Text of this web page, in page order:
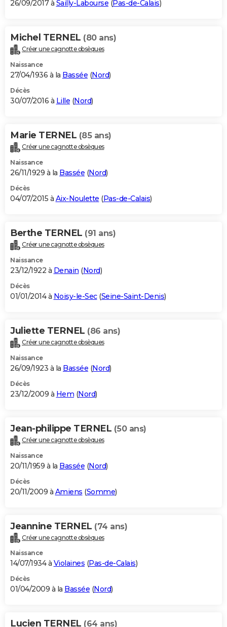
26/09/2017 à Sailly-Labourse (Pas-de-Calais)
Michel TERNEL (80 ans)
Créer une cagnotte obsèques
Naissance
27/04/1936 à la Bassée (Nord)
Décès
30/07/2016 à Lille (Nord)
Marie TERNEL (85 ans)
Créer une cagnotte obsèques
Naissance
26/11/1929 à la Bassée (Nord)
Décès
04/07/2015 à Aix-Noulette (Pas-de-Calais)
Berthe TERNEL (91 ans)
Créer une cagnotte obsèques
Naissance
23/12/1922 à Denain (Nord)
Décès
01/01/2014 à Noisy-le-Sec(Seine-Saint-Denis)
Juliette TERNEL (86 ans)
Créer une cagnotte obsèques
Naissance
26/09/1923 à la Bassée (Nord)
Décès
23/12/2009 à Hem (Nord)
Jean-philippe TERNEL (50 ans)
Créer une cagnotte obsèques
Naissance
20/11/1959 à la Bassée (Nord)
Décès
20/11/2009 à Amiens (Somme)
Jeannine TERNEL (74 ans)
Créer une cagnotte obsèques
Naissance
14/07/1934 à Violaines (Pas-de-Calais)
Décès
01/04/2009 à la Bassée (Nord)
Lucien TERNEL (64 ans)